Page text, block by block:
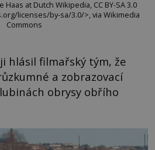
at Dutch Wikipedia, CC BY-SA 3.0
licenses/by-sa/3.0/>, via Wikimedia
Commons
hlásil filmařský tým, že
a zobrazovací
obrysy obřího